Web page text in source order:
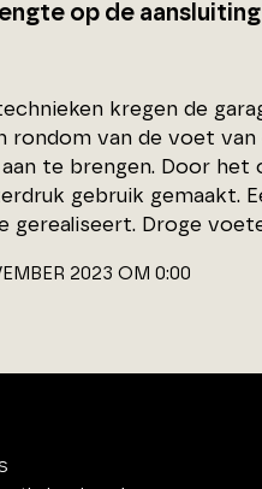
op de
kregen de
rondom van de voet
te brengen. Door
gebruik gemaakt.
gerealiseert. Droge
2023 OM 0:00